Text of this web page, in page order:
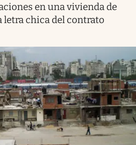
en una vivienda de
letra chica del contrato